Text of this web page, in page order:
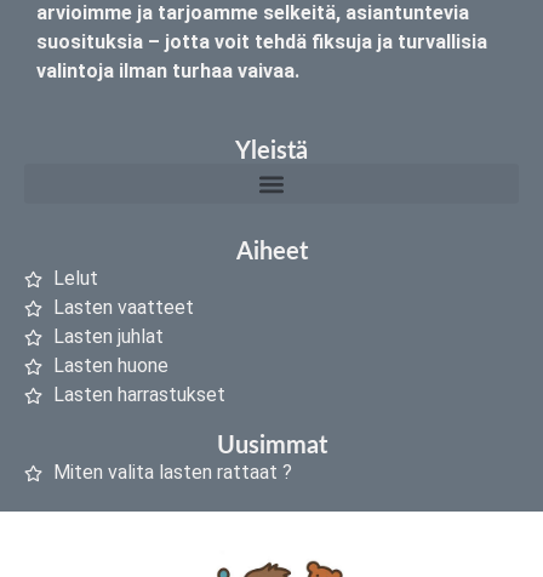
arvioimme ja tarjoamme selkeitä, asiantuntevia
suosituksia – jotta voit tehdä fiksuja ja turvallisia
valintoja ilman turhaa vaivaa.
Yleistä
Aiheet
Lelut
Lasten vaatteet
Lasten juhlat
Lasten huone
Lasten harrastukset
Uusimmat
Miten valita lasten rattaat ?